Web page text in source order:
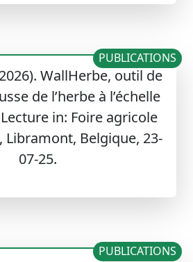
WallHerbe, outil de
de l’herbe à l’échelle
in: Foire agricole
Libramont, Belgique, 23-
07-25.
PUBLICATIONS
PUBLICATIONS